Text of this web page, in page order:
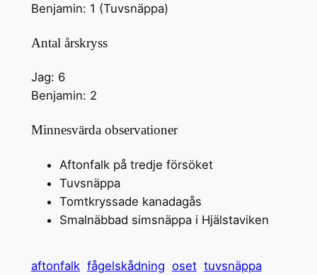
Benjamin: 1 (Tuvsnäppa)
Antal årskryss
Jag: 6
Benjamin: 2
Minnesvärda observationer
Aftonfalk på tredje försöket
Tuvsnäppa
Tomtkryssade kanadagås
Smalnäbbad simsnäppa i Hjälstaviken
aftonfalk fågelskådning oset tuvsnäppa